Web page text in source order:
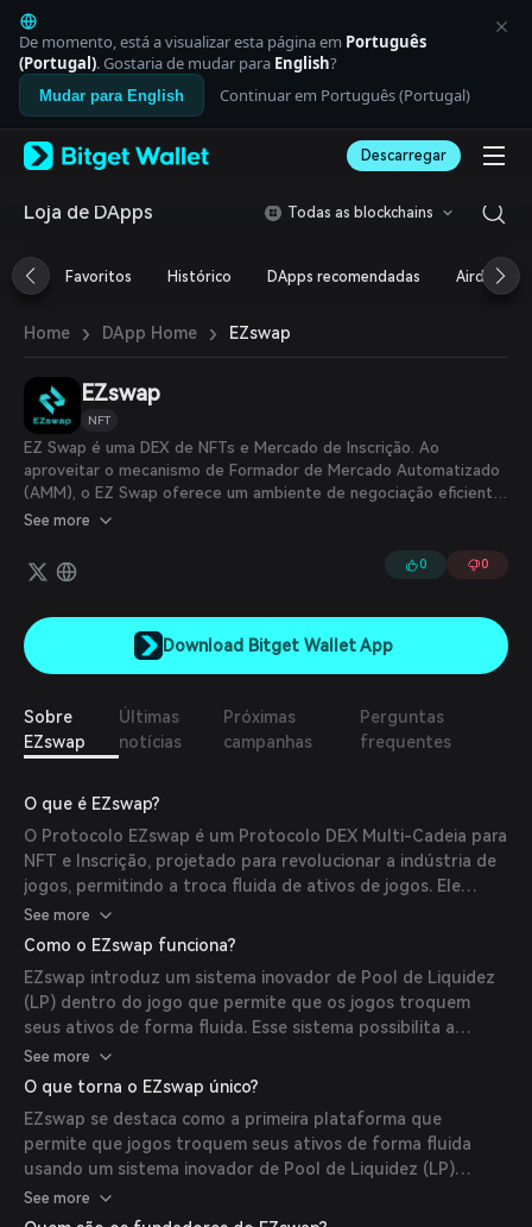
English
日本語
Tiếng Việt
Русский
Español (Latinoamérica)
Italiano
Deutsch
繁體中文
Português (Portugal)
ภาษาไทย
العربية
हिन्दी
Español
Português (Brasil)
Español (Argentina)
De momento, está a visualizar esta página em Português
(Portugal). Gostaria de mudar para English?
Mudar para English Continuar em Português (Portugal)
Descarregar
Loja de DApps Todas as blockchains
Favoritos Histórico DApps recomendadas Airdrop
Home › DApp Home › EZswap
EZswap
NFT
EZ Swap é uma DEX de NFTs e Mercado de Inscrição. Ao
aproveitar o mecanismo de Formador de Mercado Automatizado
(AMM), o EZ Swap oferece um ambiente de negociação eficiente
e sem atritos que se integra diretamente aos jogos. Isso não
negociados e utilizados, mas também abre novas oportunidades
para jogadores e desenvolvedores, aprimorando toda a
See more
0 0
Download Bitget Wallet App
Sobre
EZswap
Últimas
notícias
Próximas
campanhas
Perguntas
frequentes
O que é EZswap?
O Protocolo EZswap é um Protocolo DEX Multi-Cadeia para
NFT e Inscrição, projetado para revolucionar a indústria de
jogos, permitindo a troca fluida de ativos de jogos. Ele
suporta os padrões ERC-404, ERC-721 e ERC-1155,
permitindo a criação de pools de liquidez com NFTs e
tokens ERC-20, facilitando a formação dinâmica de
mercado de ativos sem custos fixos.
See more
Como o EZswap funciona?
EZswap introduz um sistema inovador de Pool de Liquidez
(LP) dentro do jogo que permite que os jogos troquem
seus ativos de forma fluida. Esse sistema possibilita a
criação de LPs com NFTs e tokens ERC-20, facilitando a
formação dinâmica de mercado de ativos sem incorrer em
custos fixos. Além disso, EZswap é pioneiro na negociação
inteligente de inscrições, explorando o potencial dos jogos
com inscrições.
See more
O que torna o EZswap único?
EZswap se destaca como a primeira plataforma que
permite que jogos troquem seus ativos de forma fluida
usando um sistema inovador de Pool de Liquidez (LP)
dentro do jogo. Essa abordagem controla efetivamente os
preços e gera efeitos econômicos significativos. Além disso,
See more